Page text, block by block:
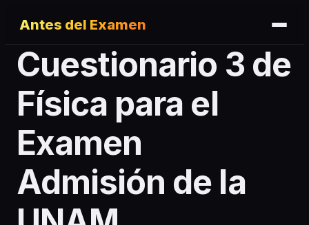
Antes del Examen
Cuestionario 3 de
Física para el
Examen
Admisión de la